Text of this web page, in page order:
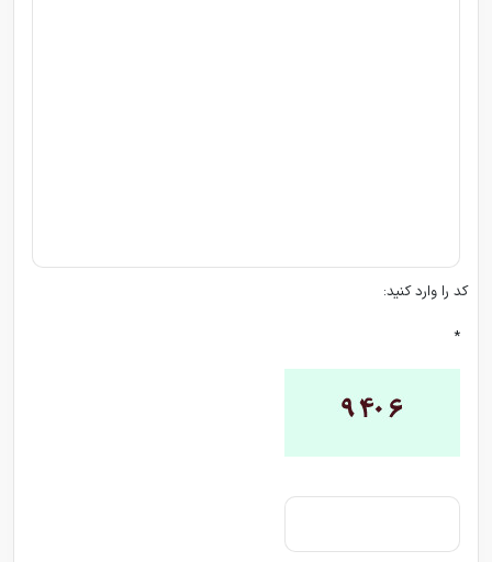
کد را وارد کنید:
*